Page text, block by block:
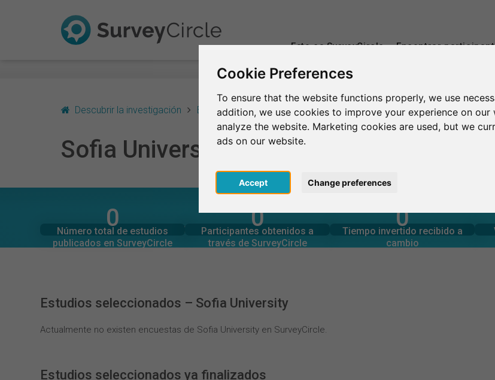
Cookie Preferences
To ensure that the website functions properly, we use
addition, we use cookies to improve your experience on our
analyze the website. Marketing cookies are used, but we
ads on our website.
Accept Change preferences
Esto es SurveyCircle Encontrar
Descubrir la investigación Bulgaria Sofia Sofia University
Sofia University
SOFIA UNIVERSITY – EN RESUMEN
0
Número total de estudios
publicados en SurveyCircle
0
Estudios actuales en
SurveyCircle 0
Participantes obtenidos a
través de SurveyCircle
0
Participaciones generadas en
SurveyCircle 0
Tiempo invertido recibido a
cambio
0
Tiempo invertido en otros
estudios
Estudios seleccionados – Sofia University
Actualmente no existen encuestas de Sofia University en SurveyCircle.
Estudios seleccionados ya finalizados